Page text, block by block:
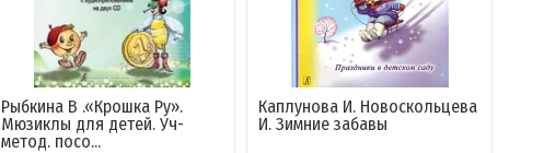
Рыбкина В .«Крошка Ру».
Мюзиклы для детей. Уч-
метод. посо...
Каплунова И. Новоскольцева
И. Зимние забавы